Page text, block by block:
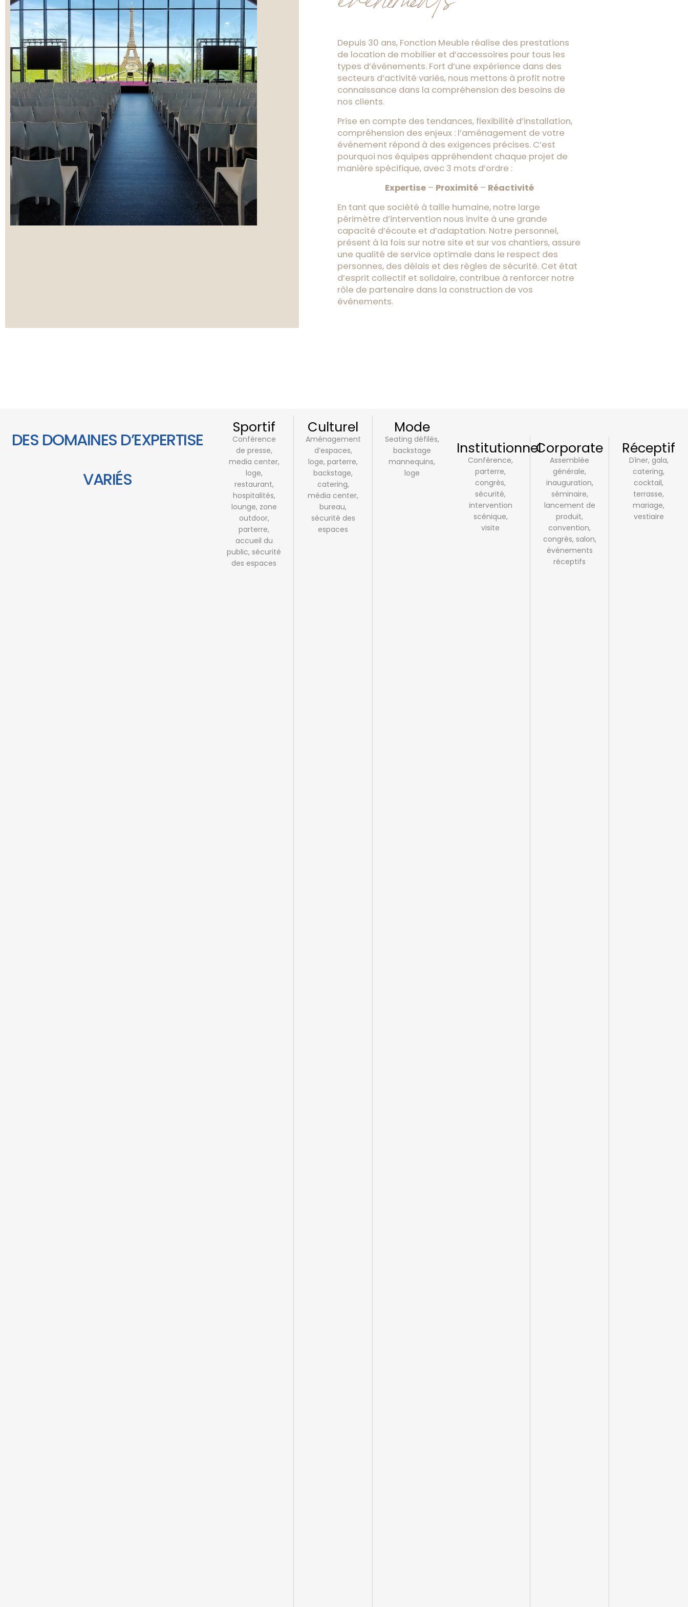
événements
Depuis 30 ans, Fonction Meuble réalise des prestations
de location de mobilier et d’accessoires pour tous les
types d’événements. Fort d’une expérience dans des
secteurs d’activité variés, nous mettons à profit notre
connaissance dans la compréhension des besoins de
nos clients.
Prise en compte des tendances, flexibilité d’installation,
compréhension des enjeux : l’aménagement de votre
événement répond à des exigences précises. C’est
pourquoi nos équipes appréhendent chaque projet de
manière spécifique, avec 3 mots d’ordre :
Expertise – Proximité – Réactivité
En tant que société à taille humaine, notre large
périmètre d’intervention nous invite à une grande
capacité d’écoute et d’adaptation. Notre personnel,
présent à la fois sur notre site et sur vos chantiers, assure
une qualité de service optimale dans le respect des
personnes, des délais et des règles de sécurité. Cet état
d’esprit collectif et solidaire, contribue à renforcer notre
rôle de partenaire dans la construction de vos
événements.
DES DOMAINES D’EXPERTISE
VARIÉS
Sportif
Conférence
de presse,
media center,
loge,
restaurant,
hospitalités,
lounge, zone
outdoor,
parterre,
accueil du
public, sécurité
des espaces
Culturel
Aménagement
d’espaces,
loge, parterre,
backstage,
catering,
média center,
bureau,
sécurité des
espaces
Mode
Seating défilés,
backstage
mannequins,
loge
Institutionnel
Conférence,
parterre,
congrès,
sécurité,
intervention
scénique,
visite
Corporate
Assemblée
générale,
inauguration,
séminaire,
lancement de
produit,
convention,
congrès, salon,
événements
réceptifs
Réceptif
Dîner, gala,
catering,
cocktail,
terrasse,
mariage,
vestiaire